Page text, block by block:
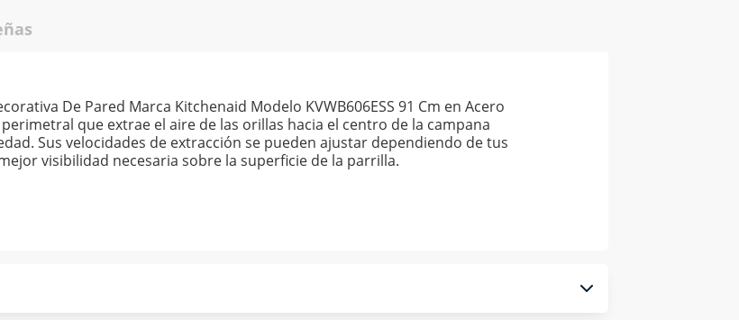
De Pared Marca Kitchenaid Modelo KVWB606ESS 91 Cm en Acero
que extrae el aire de las orillas hacia el centro de la campana
Sus velocidades de extracción se pueden ajustar dependiendo de tus
visibilidad necesaria sobre la superficie de la parrilla.